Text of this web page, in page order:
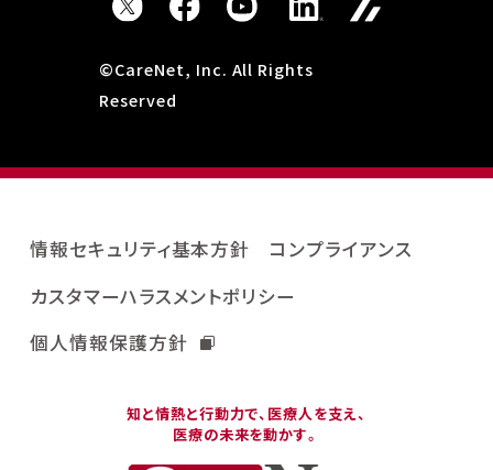
©CareNet, Inc. All Rights
Reserved
知と情熱と行動力で、医療人を支え、
医療の未来を動かす。
情報セキュリティ基本方針
コンプライアンス
カスタマーハラスメントポリシー
個人情報保護方針